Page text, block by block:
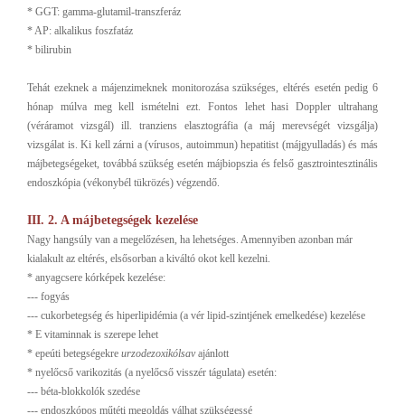
* GGT: gamma-glutamil-transzferáz
* AP: alkalikus foszfatáz
* bilirubin
Tehát ezeknek a májenzimeknek monitorozása szükséges, eltérés esetén pedig 6
hónap múlva meg kell ismételni ezt. Fontos lehet hasi Doppler ultrahang
(véráramot vizsgál) ill. tranziens elasztográfia (a máj merevségét vizsgálja)
vizsgálat is. Ki kell zárni a (vírusos, autoimmun) hepatitist (májgyulladás) és más
májbetegségeket, továbbá szükség esetén májbiopszia és felső gasztrointesztinális
endoszkópia (vékonybél tükrözés) végzendő.
III. 2. A májbetegségek kezelése
Nagy hangsúly van a megelőzésen, ha lehetséges. Amennyiben azonban már
kialakult az eltérés, elsősorban a kiváltó okot kell kezelni.
* anyagcsere kórképek kezelése:
--- fogyás
--- cukorbetegség és hiperlipidémia (a vér lipid-szintjének emelkedése) kezelése
* E vitaminnak is szerepe lehet
* epeúti betegségekre urzodezoxikólsavajánlott
* nyelőcső varikozitás (a nyelőcső visszér tágulata) esetén:
--- béta-blokkolók szedése
--- endoszkópos műtéti megoldás válhat szükségessé